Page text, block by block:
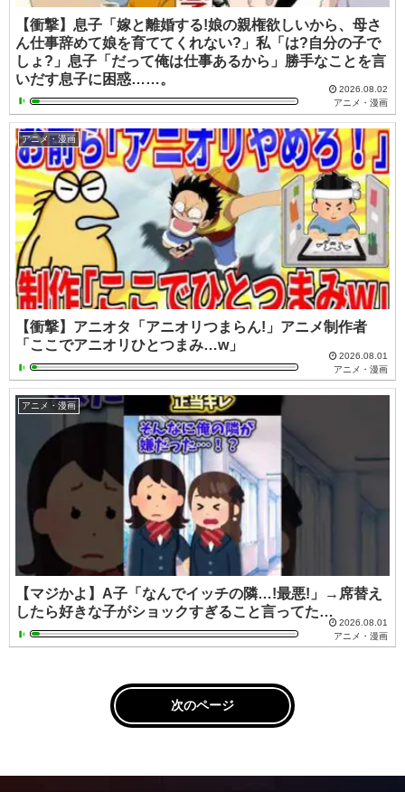
【衝撃】息子「嫁と離婚する!娘の親権欲しいから、母さ
ん仕事辞めて娘を育ててくれない?」私「は?自分の子で
しょ?」息子「だって俺は仕事あるから」勝手なことを言
いだす息子に困惑……。
2026.08.02
アニメ・漫画
アニメ・漫画
【衝撃】アニオタ「アニオリつまらん!」アニメ制作者
「ここでアニオリひとつまみ…w」
2026.08.01
アニメ・漫画
アニメ・漫画
【マジかよ】A子「なんでイッチの隣…!最悪!」→席替え
したら好きな子がショックすぎること言ってた…
2026.08.01
アニメ・漫画
次のページ